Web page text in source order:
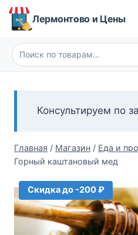
Перейти
Лермонтово и Цены
Искать:
Консультируем по
Главная / Магазин / Еда и
Горный каштановый мед
Скидка до -200 ₽